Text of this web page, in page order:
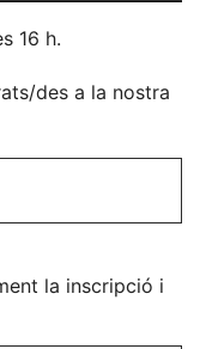
16 h.
des a la nostra
la inscripció i